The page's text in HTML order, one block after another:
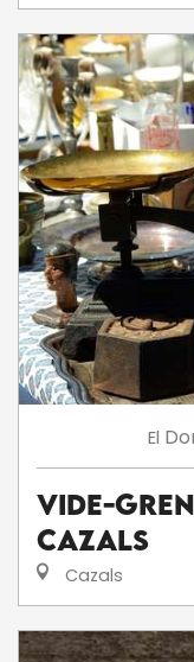
El
Vide-
Cazals
Cazals